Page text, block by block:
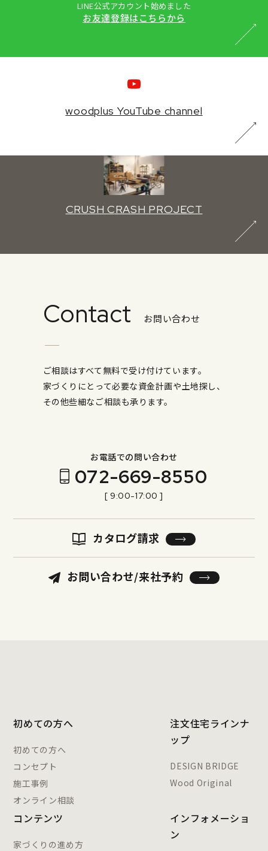
LINE公式アカウント始めました
お友達登録はこちらから
woodplus YouTube channel
CRUSH CRASH PROJECT
Contact お問い合わせ
ご相談はすべて無料で受け付けています。
家づくりにとって必要な資金計画や土地探し、
その他些細なご相談も承ります。
お電話での問い合わせ
072-669-8550
[ 9:00-17:00 ]
カタログ請求
お問い合わせ/来社予約
初めての方へ
初めての方へ
コンセプト
施工事例
オンライン相談
注文住宅ラインナ
ップ
DESIGN BRIDGE
Wood Original
コンテンツ
家づくりの進め方
インフォメーショ
ン